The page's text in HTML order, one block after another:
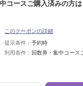
コースご購入済みの方
このクーポンの詳細
提示条件： 予約時
利用条件： 回数券・集中コース